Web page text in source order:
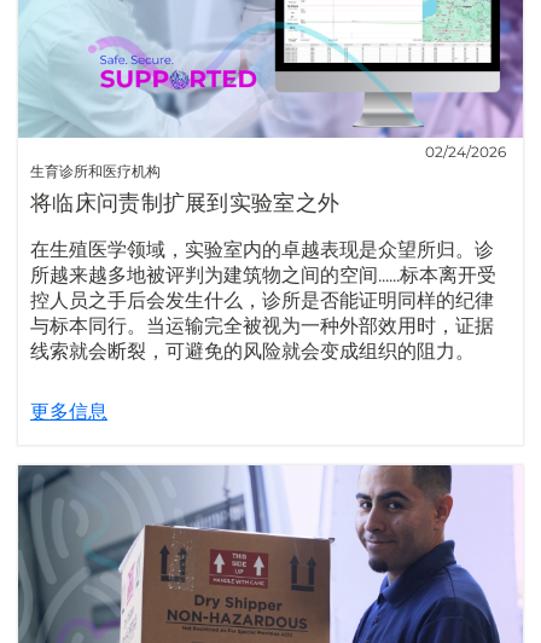
生育诊所和医疗机构
02/24/2026
将临床问责制扩展到实验室之外
在生殖医学领域，实验室内的卓越表现是众望所归。诊
所越来越多地被评判为建筑物之间的空间......标本离开受
控人员之手后会发生什么，诊所是否能证明同样的纪律
与标本同行。当运输完全被视为一种外部效用时，证据
线索就会断裂，可避免的风险就会变成组织的阻力。
更多信息